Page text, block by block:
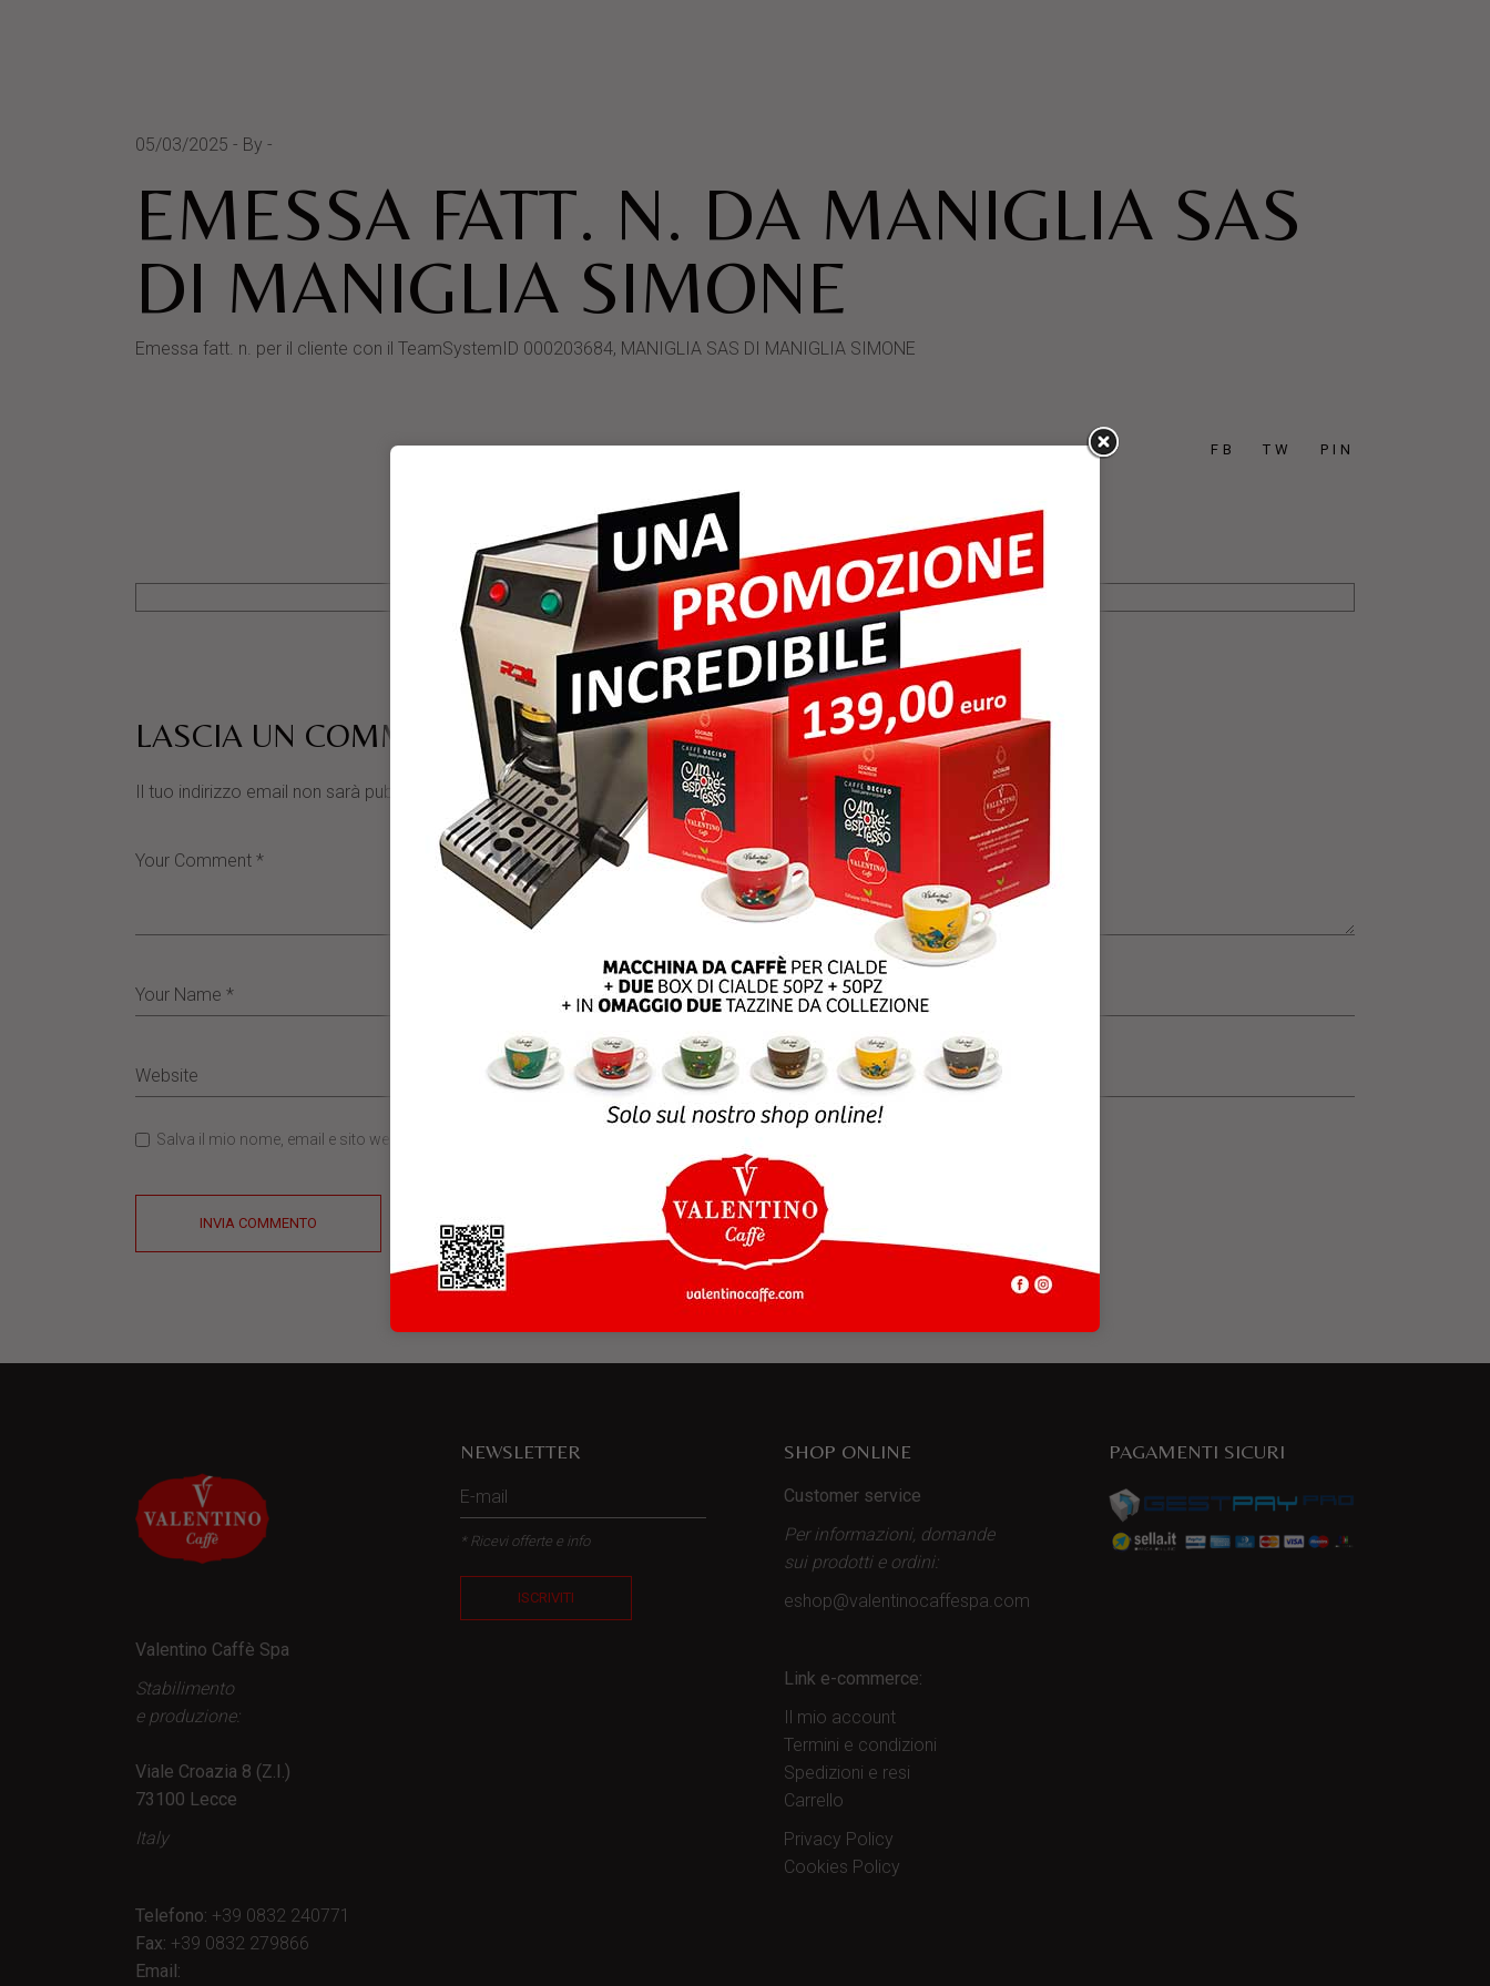
05/03/2025 By
EMESSA FATT. N. DA MANIGLIA SAS
DI MANIGLIA SIMONE
Emessa fatt. n. per il cliente con il TeamSystemID 000203684, MANIGLIA SAS DI MANIGLIA SIMONE
FB TW PIN
LASCIA UN COMMENTO
Il tuo indirizzo email non sarà pubblicato. I campi obbligatori sono contrassegnati
Salva il mio nome, email e sito web in questo browser per la prossima volta che commento.
INVIA COMMENTO
Valentino Caffè Spa
Stabilimento
e produzione:
Viale Croazia 8 (Z.I.)
73100 Lecce
Italy
Telefono: +39 0832 240771
Fax: +39 0832 279866
Email:
NEWSLETTER
* Ricevi offerte e info
ISCRIVITI
SHOP ONLINE
Customer service
Per informazioni, domande
sui prodotti e ordini:
eshop@valentinocaffespa.com
Link e-commerce:
Il mio account
Termini e condizioni
Spedizioni e resi
Carrello
Privacy Policy
Cookies Policy
PAGAMENTI SICURI